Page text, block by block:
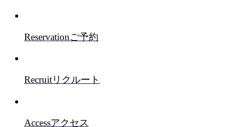
Reservationご予約
Recruitリクルート
Accessアクセス